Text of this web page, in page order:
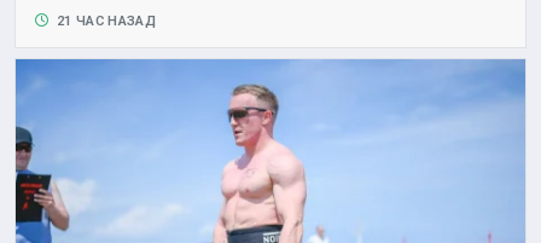
21 ЧАС НАЗАД